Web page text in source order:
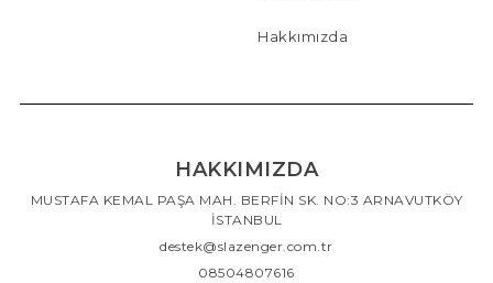
Hakkımızda
HAKKIMIZDA
MUSTAFA KEMAL PAŞA MAH. BERFİN SK. NO:3 ARNAVUTKÖY
İSTANBUL
destek@slazenger.com.tr
08504807616